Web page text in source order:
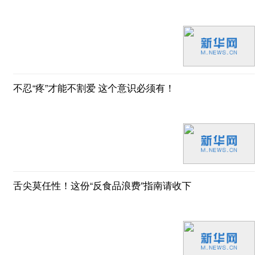
不忍“疼”才能不割爱 这个意识必须有！
舌尖莫任性！这份“反食品浪费”指南请收下